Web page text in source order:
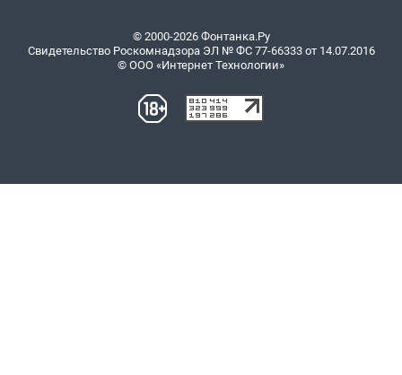
© 2000-2026 Фонтанка.Ру
Свидетельство Роскомнадзора ЭЛ № ФС 77-66333 от 14.07.2016
© ООО «Интернет Технологии»